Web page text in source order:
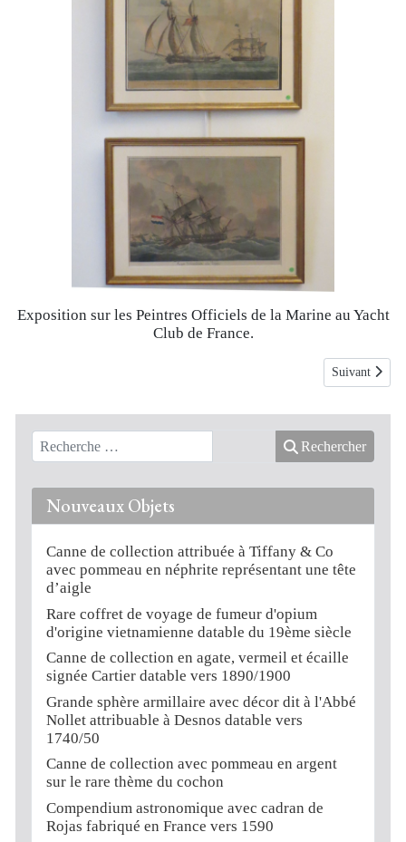
Exposition sur les Peintres Officiels de la Marine au Yacht
Club de France.
Article
Suivant
Rechercher
Nouveaux Objets
Canne de collection attribuée à Tiffany & Co
avec pommeau en néphrite représentant une tête
d’aigle
Rare coffret de voyage de fumeur d'opium
d'origine vietnamienne datable du 19ème siècle
Canne de collection en agate, vermeil et écaille
signée Cartier datable vers 1890/1900
Grande sphère armillaire avec décor dit à l'Abbé
Nollet attribuable à Desnos datable vers
1740/50
Canne de collection avec pommeau en argent
sur le rare thème du cochon
Compendium astronomique avec cadran de
Rojas fabriqué en France vers 1590